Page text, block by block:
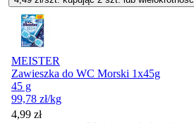
MEISTER
Zawieszka do WC Morski 1x45g
45 g
99,78 zł/kg
4,99 zł